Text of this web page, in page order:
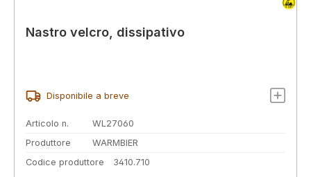
Nastro velcro, dissipativo
Disponibile a breve
Articolo n.
WL27060
Produttore
WARMBIER
Codice produttore
3410.710